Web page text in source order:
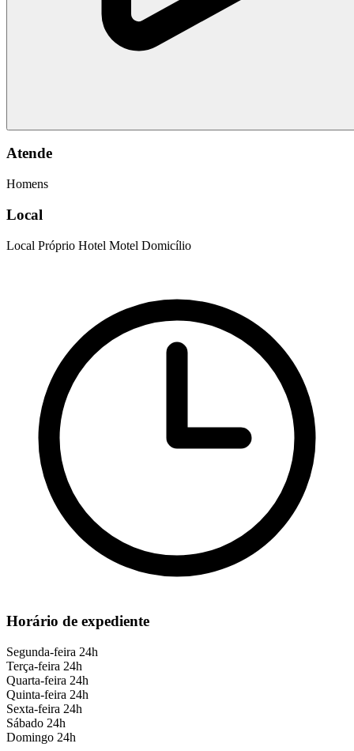
Atende
Homens
Local
Local Próprio Hotel Motel Domicílio
Horário de expediente
Segunda-feira 24h
Terça-feira 24h
Quarta-feira 24h
Quinta-feira 24h
Sexta-feira 24h
Sábado 24h
Domingo 24h